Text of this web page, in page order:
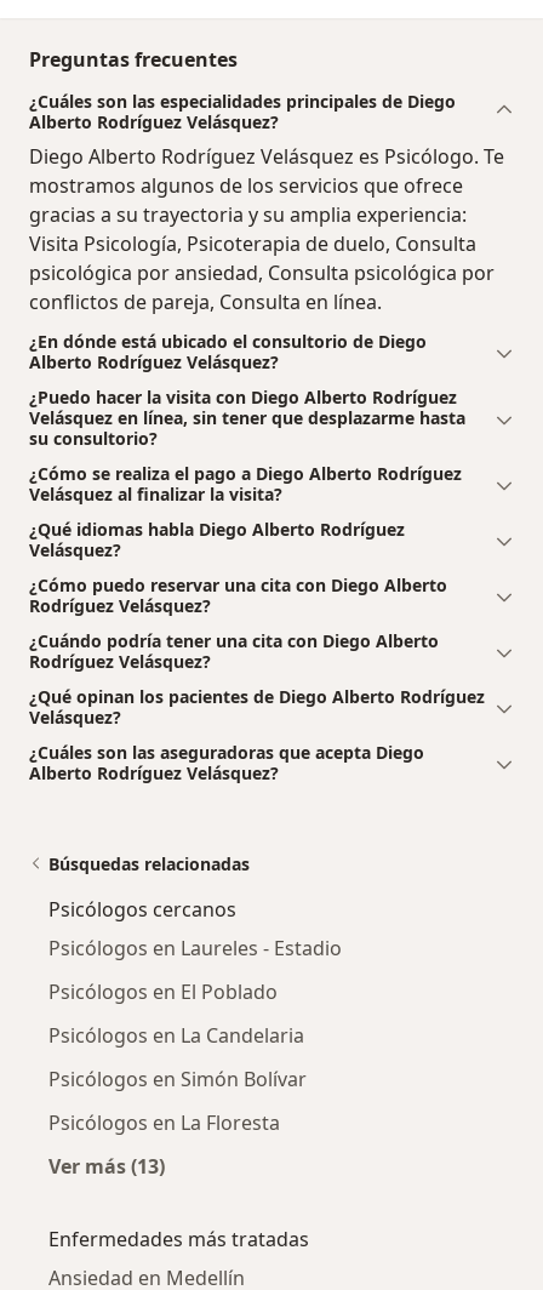
Preguntas frecuentes
¿Cuáles son las especialidades principales de Diego
Alberto Rodríguez Velásquez?
Diego Alberto Rodríguez Velásquez es Psicólogo. Te
mostramos algunos de los servicios que ofrece
gracias a su trayectoria y su amplia experiencia:
Visita Psicología, Psicoterapia de duelo, Consulta
psicológica por ansiedad, Consulta psicológica por
conflictos de pareja, Consulta en línea.
¿En dónde está ubicado el consultorio de Diego
Alberto Rodríguez Velásquez?
¿Puedo hacer la visita con Diego Alberto Rodríguez
Velásquez en línea, sin tener que desplazarme hasta
su consultorio?
¿Cómo se realiza el pago a Diego Alberto Rodríguez
Velásquez al finalizar la visita?
¿Qué idiomas habla Diego Alberto Rodríguez
Velásquez?
¿Cómo puedo reservar una cita con Diego Alberto
Rodríguez Velásquez?
¿Cuándo podría tener una cita con Diego Alberto
Rodríguez Velásquez?
¿Qué opinan los pacientes de Diego Alberto Rodríguez
Velásquez?
¿Cuáles son las aseguradoras que acepta Diego
Alberto Rodríguez Velásquez?
Búsquedas relacionadas
Psicólogos cercanos
Psicólogos en Laureles - Estadio
Psicólogos en El Poblado
Psicólogos en La Candelaria
Psicólogos en Simón Bolívar
Psicólogos en La Floresta
Ver más (13)
Enfermedades más tratadas
Ansiedad en Medellín